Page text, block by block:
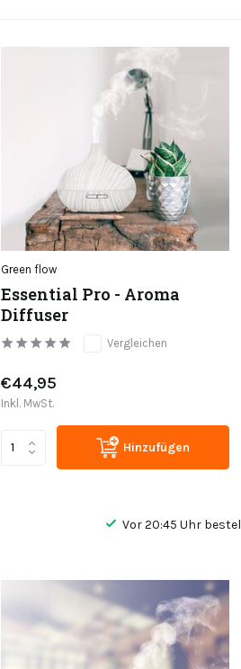
Green flow
Essential Pro - Aroma
Diffuser
Vergleichen
€44,95
Inkl. MwSt.
Hinzufügen
Vor 20:45 Uhr